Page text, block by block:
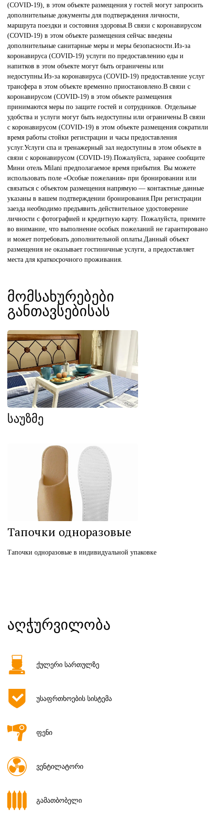
(COVID-19), в этом объекте размещения у гостей могут запросить
дополнительные документы для подтверждения личности,
маршрута поездки и состояния здоровья.В связи с коронавирусом
(COVID-19) в этом объекте размещения сейчас введены
дополнительные санитарные меры и меры безопасности.Из-за
коронавируса (COVID-19) услуги по предоставлению еды и
напитков в этом объекте могут быть ограничены или
недоступны.Из-за коронавируса (COVID-19) предоставление услуг
трансфера в этом объекте временно приостановлено.В связи с
коронавирусом (COVID-19) в этом объекте размещения
принимаются меры по защите гостей и сотрудников. Отдельные
удобства и услуги могут быть недоступны или ограничены.В связи
с коронавирусом (COVID-19) в этом объекте размещения сократили
время работы стойки регистрации и часы предоставления
услуг.Услуги спа и тренажерный зал недоступны в этом объекте в
связи с коронавирусом (COVID-19).Пожалуйста, заранее сообщите
Мини отель Milani предполагаемое время прибытия. Вы можете
использовать поле «Особые пожелания» при бронировании или
связаться с объектом размещения напрямую — контактные данные
указаны в вашем подтверждении бронирования.При регистрации
заезда необходимо предъявить действительное удостоверение
личности с фотографией и кредитную карту. Пожалуйста, примите
во внимание, что выполнение особых пожеланий не гарантировано
и может потребовать дополнительной оплаты.Данный объект
размещения не оказывает гостиничные услуги, а предоставляет
მომსახურებები
განთავსებისას
საუზმე
Тапочки одноразовые
Тапочки одноразовые в индивидуальной упаковке
აღჭურვილობა
ქულერი სართულზე
უსაფრთხოების სისტემა
ფენი
ვენტილატორი
გამათბობელი